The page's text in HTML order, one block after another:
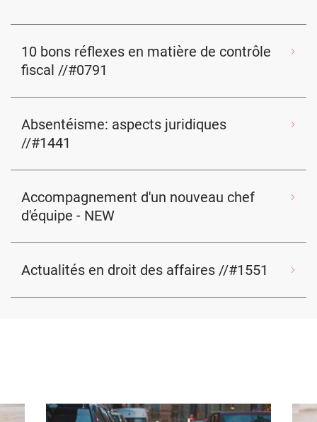
10 bons réflexes en matière de contrôle
fiscal //#0791
Absentéisme: aspects juridiques
//#1441
Accompagnement d'un nouveau chef
d'équipe - NEW
Actualités en droit des affaires //#1551
Image